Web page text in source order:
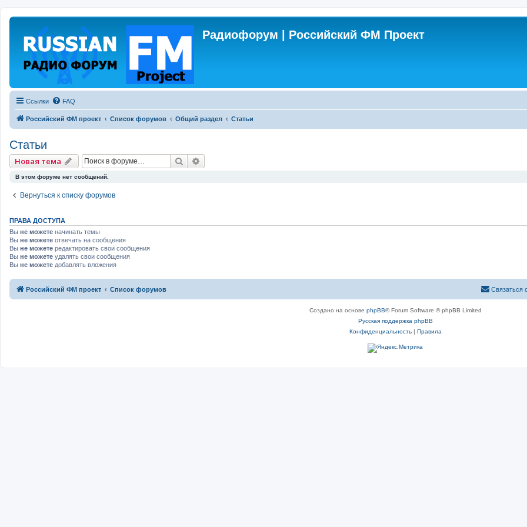
Радиофорум | Российский ФМ Проект
Ссылки FAQ
Российский ФМ проект Список форумов Общий раздел Статьи
Статьи
Новая тема Поиск
В этом форуме нет сообщений.
Вернуться к списку форумов
ПРАВА ДОСТУПА
Вы не можете начинать темы
Вы не можете отвечать на сообщения
Вы не можете редактировать свои сообщения
Вы не можете удалять свои сообщения
Вы не можете добавлять вложения
Российский ФМ проект Список форумов Связаться
Создано на основе phpBB® Forum Software © phpBB Limited
Русская поддержка phpBB
Конфиденциальность| Правила